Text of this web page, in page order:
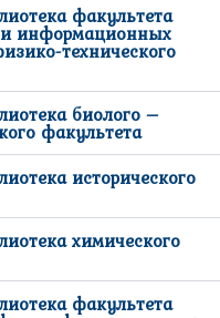
факультета
информационных
технического
биолого –
факультета
исторического
химического
факультета